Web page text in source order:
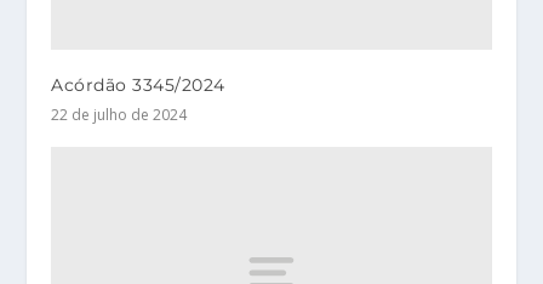
Acórdão 3345/2024
22 de julho de 2024